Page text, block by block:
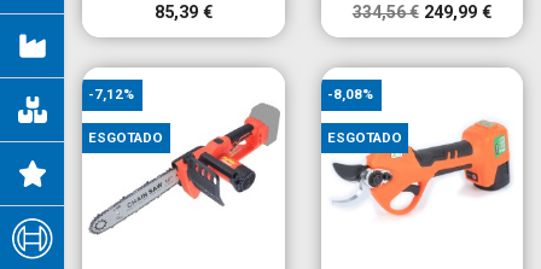
85,39 € 334,56 € 249,99 €
-7,12%
ESGOTADO
-8,08%
ESGOTADO